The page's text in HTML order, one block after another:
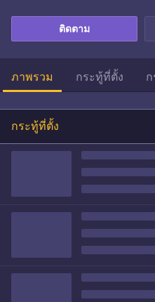
ติดตาม
ภาพรวม กระทู้ที่ตั้ง
กระทู้ที่ตั้ง